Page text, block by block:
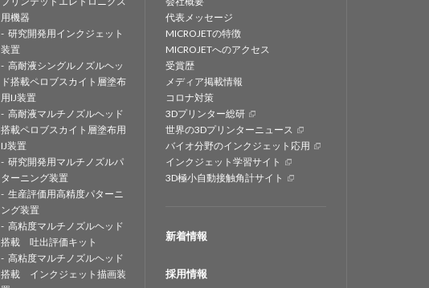
用機器
研究開発用インクジェット
装置
高耐液シングルノズルヘッ
ド搭載ペロブスカイト層塗布
用IJ装置
高耐液マルチノズルヘッド
搭載ペロブスカイト層塗布用
IJ装置
研究開発用マルチノズルパ
ターニング装置
生産評価用高精度パターニ
ング装置
高粘度マルチノズルヘッド
搭載 吐出評価キット
高粘度マルチノズルヘッド
搭載 インクジェット描画装
代表メッセージ
MICROJETの特徴
MICROJETへのアクセス
受賞歴
メディア掲載情報
コロナ対策
3Dプリンター総研
世界の3Dプリンターニュース
バイオ分野のインクジェット応用
インクジェット学習サイト
3D極小自動接触角計サイト
新着情報
採用情報